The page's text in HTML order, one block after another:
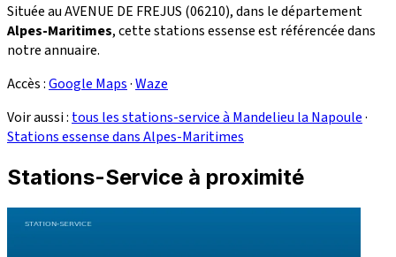
Située au AVENUE DE FREJUS (06210), dans le département
Alpes-Maritimes, cette stations essense est référencée dans
notre annuaire.
Accès :Google Maps·Waze
Voir aussi : tous les stations-service à Mandelieu la Napoule·
Stations essense dans Alpes-Maritimes
Stations-Service à proximité